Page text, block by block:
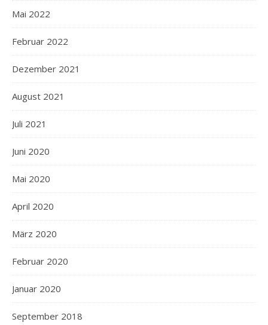
Mai 2022
Februar 2022
Dezember 2021
August 2021
Juli 2021
Juni 2020
Mai 2020
April 2020
März 2020
Februar 2020
Januar 2020
September 2018